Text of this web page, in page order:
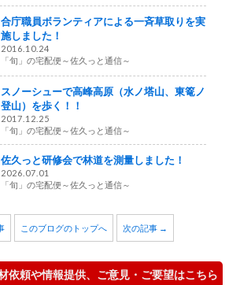
合庁職員ボランティアによる一斉草取りを実
施しました！
2016.10.24
「旬」の宅配便～佐久っと通信～
スノーシューで高峰高原（水ノ塔山、東篭ノ
登山）を歩く！！
2017.12.25
「旬」の宅配便～佐久っと通信～
佐久っと研修会で林道を測量しました！
2026.07.01
「旬」の宅配便～佐久っと通信～
このブログのトップへ 次の記事 →
依頼や情報提供、ご意見・ご要望はこちら